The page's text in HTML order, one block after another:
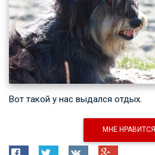
Вот такой у нас выдался отдых.
МНЕ НРАВИТСЯ